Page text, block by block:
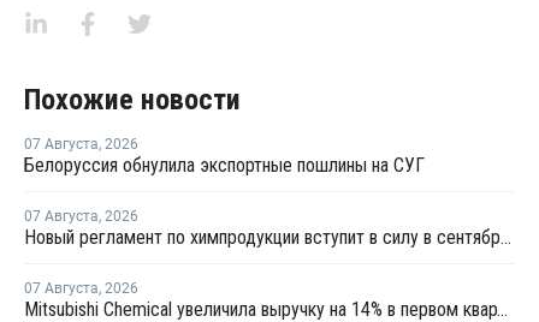
Похожие новости
07 Августа, 2026
Белоруссия обнулила экспортные пошлины на СУГ
07 Августа, 2026
Новый регламент по химпродукции вступит в силу в сентябре 2027 года
07 Августа, 2026
Mitsubishi Chemical увеличила выручку на 14% в первом квартале японского финансового года